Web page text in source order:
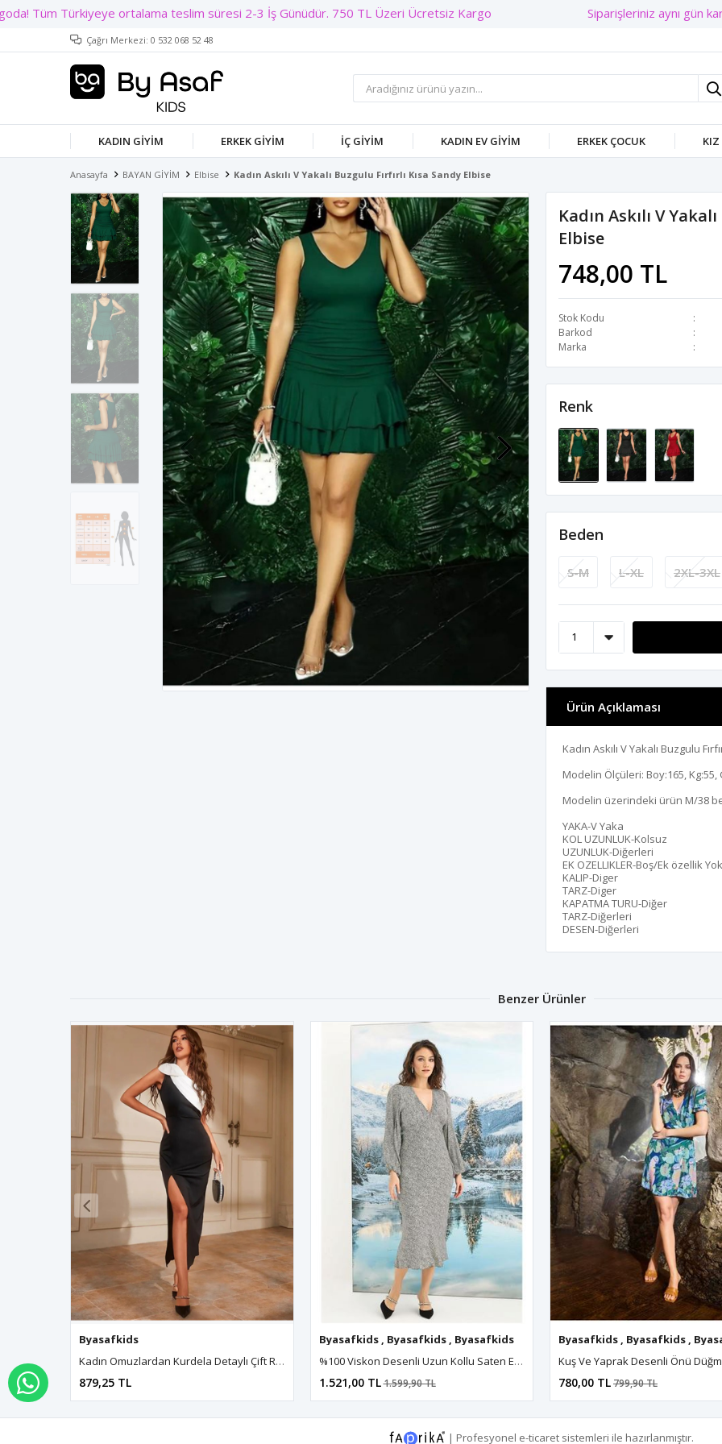
Siparişleriniz aynı gün
Çağrı Merkezi: 0 532 068 52 48
KADIN GIYIM ERKEK GIYIM İÇ GIYIM KADIN EV GIYIM ERKEK ÇOCUK KIZ
Anasayfa BAYAN GİYİM Elbise Kadın Askılı V Yakalı Buzgulu Fırfırlı Kısa Sandy Elbise
Kadın Askılı V
Elbise
748,00 TL
Stok Kodu
Barkod
Marka
Renk
Beden
S-M L-XL 2XL-3XL
Ürün Açıklaması
Kadın Askılı V Yakalı Buzgulu
Modelin Ölçüleri: Boy:165, Kg:55,
Modelin üzerindeki ürün M/38
YAKA-V Yaka
KOL UZUNLUK-Kolsuz
UZUNLUK-Diğerleri
EK OZELLIKLER-Boş/Ek özellik Yok
KALIP-Diger
TARZ-Diger
KAPATMA TURU-Diğer
TARZ-Diğerleri
DESEN-Diğerleri
Benzer Ürünler
Byasafkids
Kadın Omuzlardan Kurdela Detaylı Çift Renkli Yırtmaçlı Midi Dalgıç Elbise
879,25 TL
Byasafkids , Byasafkids , Byasafkids Byasafkids, Byasafkids, Byasafkids,
%100 Viskon Desenli Uzun Kollu Saten Elbise
1.521,00 TL1.599,90 TL
Byasafkids , Byasafkids ,
780,00 TL799,90 TL
| Profesyonel e-ticaret sistemleri ile hazırlanmıştır.
WHATSAPP İLE SİPARİŞ VER